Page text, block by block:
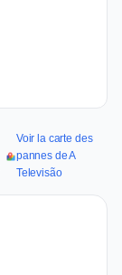
Voir la carte des
pannes de A
Televisão